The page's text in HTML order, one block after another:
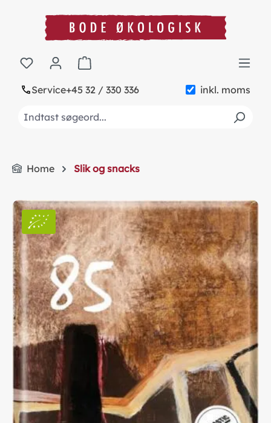
content
Service+45 32 / 330 336 inkl. moms
Shopping cart contains 0 items. The cart
Home Slik og snacks
Skip image gallery